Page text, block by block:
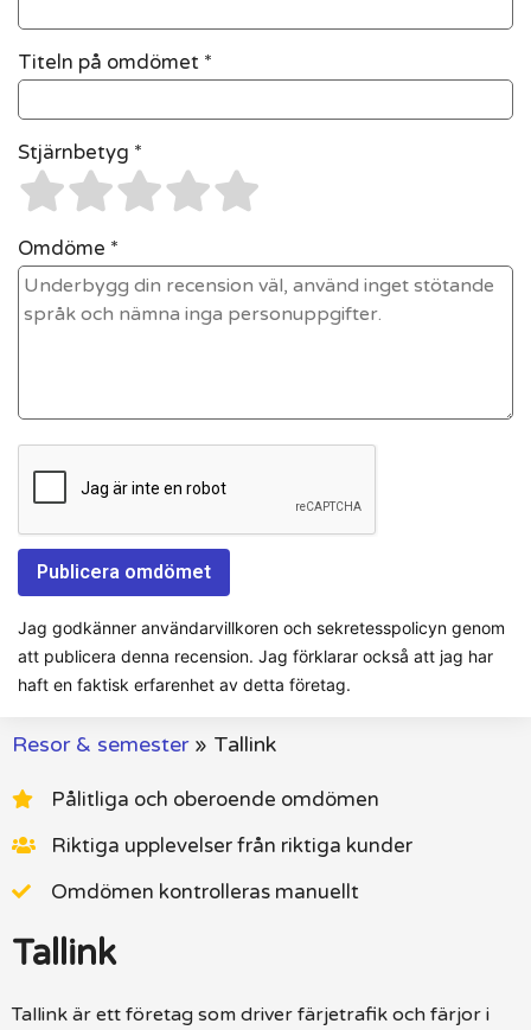
Titeln på omdömet *
Stjärnbetyg *
Omdöme *
Jag godkänner användarvillkoren och sekretesspolicyn genom
att publicera denna recension. Jag förklarar också att jag har
haft en faktisk erfarenhet av detta företag.
Resor & semester» Tallink
Pålitliga och oberoende omdömen
Riktiga upplevelser från riktiga kunder
Omdömen kontrolleras manuellt
Tallink
Tallink är ett företag som driver färjetrafik och färjor i